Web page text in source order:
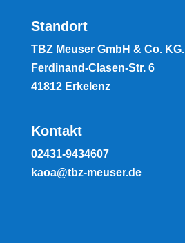
Standort
TBZ Meuser GmbH & Co. KG.
Ferdinand-Clasen-Str. 6
41812 Erkelenz
Kontakt
02431-9434607
kaoa@tbz-meuser.de